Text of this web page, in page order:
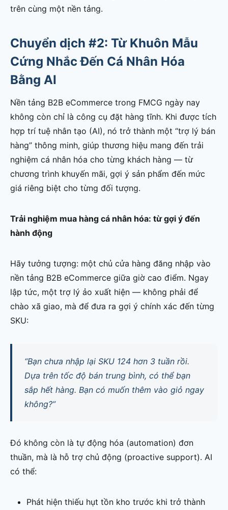
trên cùng một nền tảng.
Chuyển dịch #2: Từ Khuôn Mẫu
Cứng Nhắc Đến Cá Nhân Hóa
Bằng AI
Nền tảng B2B eCommerce trong FMCG ngày nay
không còn chỉ là công cụ đặt hàng tĩnh. Khi được tích
hợp trí tuệ nhân tạo (AI), nó trở thành một “trợ lý bán
hàng” thông minh, giúp thương hiệu mang đến trải
nghiệm cá nhân hóa cho từng khách hàng — từ
chương trình khuyến mãi, gợi ý sản phẩm đến mức
giá riêng biệt cho từng đối tượng.
Trải nghiệm mua hàng cá nhân hóa: từ gợi ý đến
hành động
Hãy tưởng tượng: một chủ cửa hàng đăng nhập vào
nền tảng B2B eCommerce giữa giờ cao điểm. Ngay
lập tức, một trợ lý ảo xuất hiện — không phải để
chào xã giao, mà để đưa ra gợi ý chính xác đến từng
SKU:
“Bạn chưa nhập lại SKU 124 hơn 3 tuần rồi.
Dựa trên tốc độ bán trung bình, có thể bạn
sắp hết hàng. Bạn có muốn thêm vào giỏ ngay
không?”
Đó không còn là tự động hóa (automation) đơn
thuần, mà là hỗ trợ chủ động (proactive support). AI
có thể:
Phát hiện thiếu hụt tồn kho trước khi trở thành